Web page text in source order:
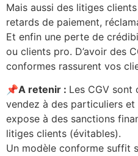
Mais aussi des litiges
retards de paiement,
Et enfin une perte de
ou clients pro. D’avoir des
conformes rassurent vos
📌A retenir : Les CGV sont
vendez à des particuliers
expose à des sanctions
litiges clients (évitables).
Un modèle conforme suffit